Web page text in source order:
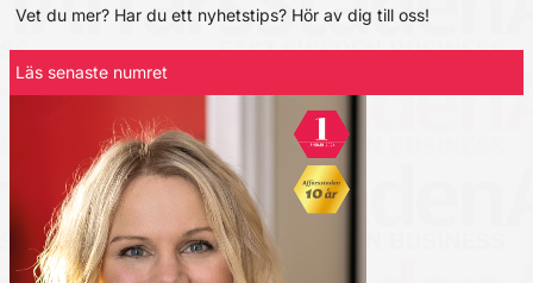
Vet du mer? Har du ett nyhetstips? Hör av dig till oss!
Läs senaste numret